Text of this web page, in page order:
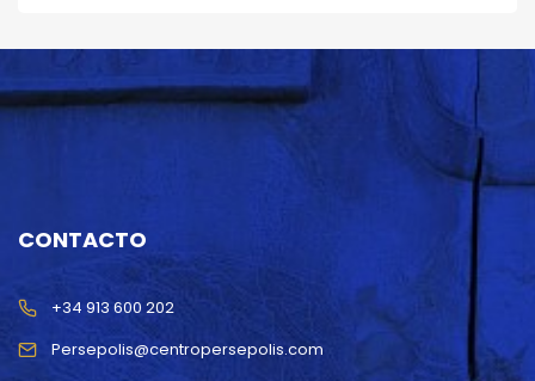
CONTACTO
Persepolis@centropersepolis.com
+34 913 600 202